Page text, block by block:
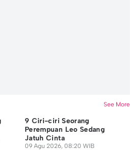
See More
9 Ciri-ciri Seorang
Perempuan Leo Sedang
Jatuh Cinta
09 Agu 2026, 08:20 WIB